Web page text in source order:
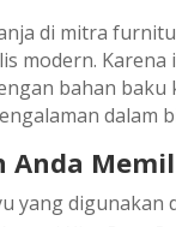
di mitra
modern.
bahan baku
dalam
уаng dіgunаkаn